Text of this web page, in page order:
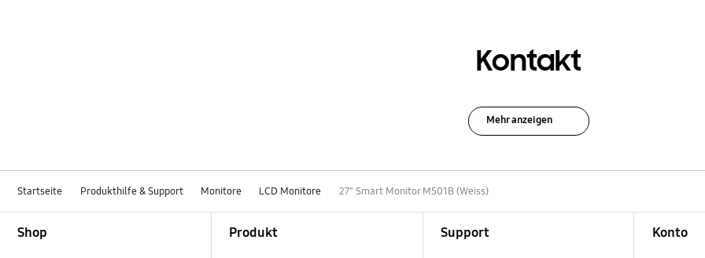
Kontakt
Mehr anzeigen
Startseite Produkthilfe & Support Monitore LCD Monitore 27" Smart Monitor M501B (Weiss)
Shop Produkt Support Konto